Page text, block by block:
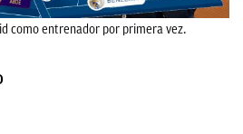
como entrenador por primera vez.